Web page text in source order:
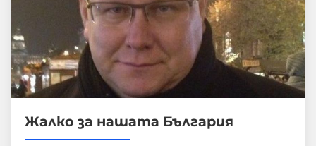
Жалко за нашата България